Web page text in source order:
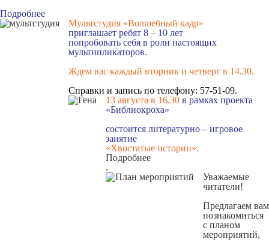
Подробнее
Мультстудия «Волшебный кадр»
приглашает ребят 8 – 10 лет
попробовать себя в роли настоящих
мультипликаторов.
Ждем вас каждый вторник и четверг в 14.30.
Справки и запись по телефону: 57-51-09.
13 августа в 16.30 в рамках проекта
«Библиокроха»
состоится литературно – игровое
занятие
«Хвостатые истории».
Подробнее
.
Уважаемые
читатели!
Предлагаем вам
познакомиться
с планом
мероприятий,